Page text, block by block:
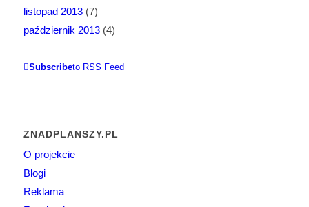
listopad 2013(7)
październik 2013(4)
Subscribeto RSS Feed
ZNADPLANSZY.PL
O projekcie
Blogi
Reklama